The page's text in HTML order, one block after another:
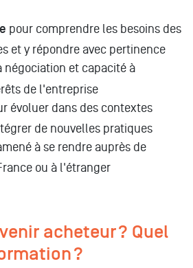
pour comprendre les besoins des
et y répondre avec pertinence
négociation et capacité à
de l'entreprise
évoluer dans des contextes
de nouvelles pratiques
à se rendre auprès de
ou à l'étranger
acheteur ? Quel
?